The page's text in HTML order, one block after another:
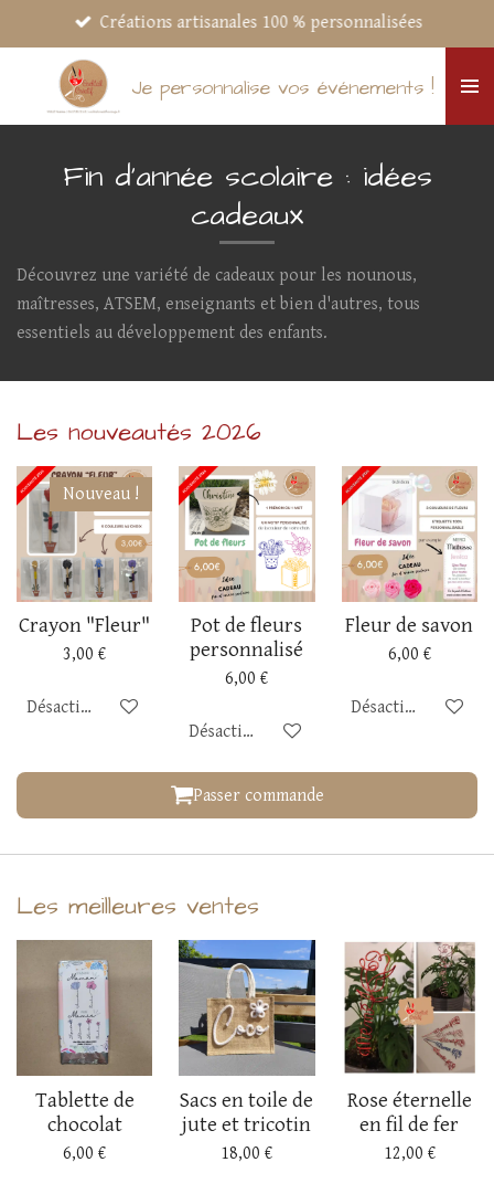
au
contenu
principal
Je personnalise vos événements !
Créations artisanales 100 % personnalisées
Fin d'année scolaire : idées
cadeaux
Découvrez une variété de cadeaux pour les nounous,
maîtresses, ATSEM, enseignants et bien d'autres, tous
essentiels au développement des enfants.
Les nouveautés 2026
Nouveau !
Crayon "Fleur"
3,00 €
Désactivé
Pot de fleurs
personnalisé
6,00 €
Désactivé
Fleur de savon
6,00 €
Désactivé
Passer commande
Les meilleures ventes
Tablette de
chocolat
6,00 €
Sacs en toile de
jute et tricotin
18,00 €
Rose éternelle
en fil de fer
12,00 €